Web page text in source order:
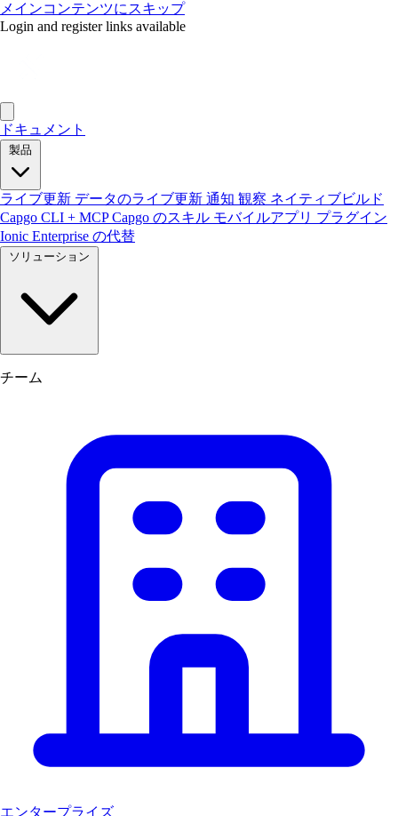
メインコンテンツにスキップ
Login and register links available
ドキュメント
製品
ライブ更新 データのライブ更新 通知 観察 ネイティブビルド
Capgo CLI + MCPCapgo のスキル モバイルアプリ プラグイン
Ionic Enterprise の代替
ソリューション
チーム
エンタープライズ